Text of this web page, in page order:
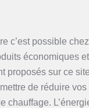
c’est possible chez
économiques et
proposés sur ce
de réduire vos
chauffage.